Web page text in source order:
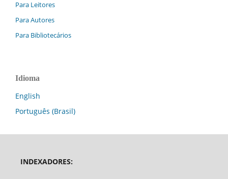
Para Leitores
Para Autores
Para Bibliotecários
Idioma
English
Português (Brasil)
INDEXADORES: